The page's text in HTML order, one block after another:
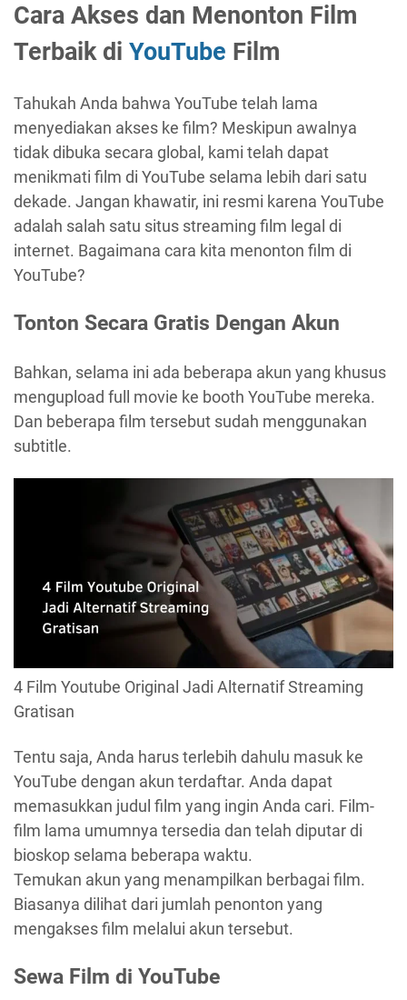
Cara Akses dan Menonton Film
Terbaik di YouTube Film
Tahukah Anda bahwa YouTube telah lama
menyediakan akses ke film? Meskipun awalnya
tidak dibuka secara global, kami telah dapat
menikmati film di YouTube selama lebih dari satu
dekade. Jangan khawatir, ini resmi karena YouTube
adalah salah satu situs streaming film legal di
internet. Bagaimana cara kita menonton film di
YouTube?
Tonton Secara Gratis Dengan Akun
Bahkan, selama ini ada beberapa akun yang khusus
mengupload full movie ke booth YouTube mereka.
Dan beberapa film tersebut sudah menggunakan
subtitle.
4 Film Youtube Original Jadi Alternatif Streaming
Gratisan
Tentu saja, Anda harus terlebih dahulu masuk ke
YouTube dengan akun terdaftar. Anda dapat
memasukkan judul film yang ingin Anda cari. Film-
film lama umumnya tersedia dan telah diputar di
bioskop selama beberapa waktu.
Temukan akun yang menampilkan berbagai film.
Biasanya dilihat dari jumlah penonton yang
mengakses film melalui akun tersebut.
Sewa Film di YouTube